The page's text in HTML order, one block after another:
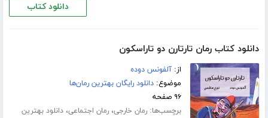
دانلود کتاب
دانلود کتاب رمان تارتارن دو تاراسکون
از:آلفونس دوده
موضوع:دانلود رایگان بهترین رمان‌ها
۹۶ صفحه
برچسب‌ها:رمان خارجی،رمان اجتماعی،دانلود بهترین